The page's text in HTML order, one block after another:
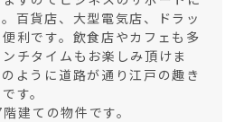
百貨店、大型電気店、ドラッ
利です。飲食店やカフェも多
チタイムもお楽しみ頂けま
ように道路が通り江戸の趣き
す。
建ての物件です。